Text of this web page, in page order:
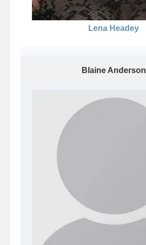
Lena Headey
Blaine Anderson